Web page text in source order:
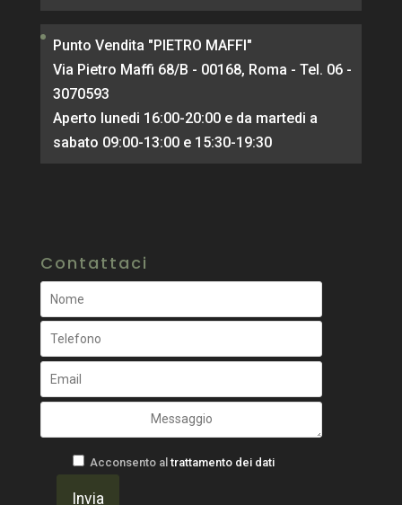
Punto Vendita "PIETRO MAFFI"
Via Pietro Maffi 68/B - 00168, Roma - Tel. 06 -
3070593
Aperto lunedi 16:00-20:00 e da martedi a
sabato 09:00-13:00 e 15:30-19:30
Contattaci
Acconsento al trattamento dei dati